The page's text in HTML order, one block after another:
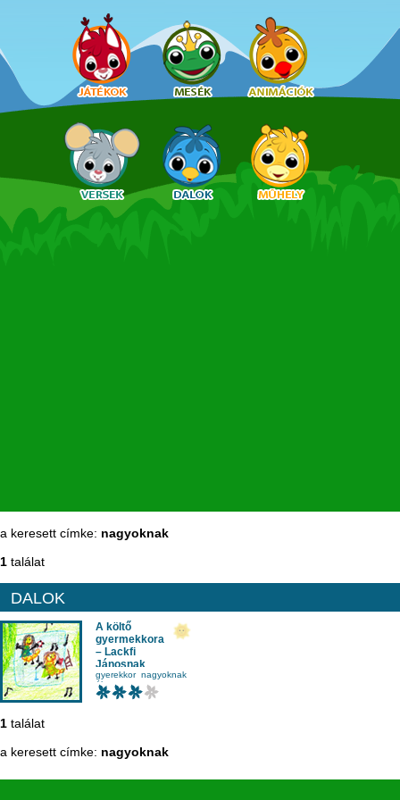
a keresett címke: nagyoknak
1 találat
DALOK
A költő
gyermekkora
– Lackfi
Jánosnak
dal
Finy Petra
Molnár György
gyerekkor nagyoknak
élet
1 találat
a keresett címke: nagyoknak